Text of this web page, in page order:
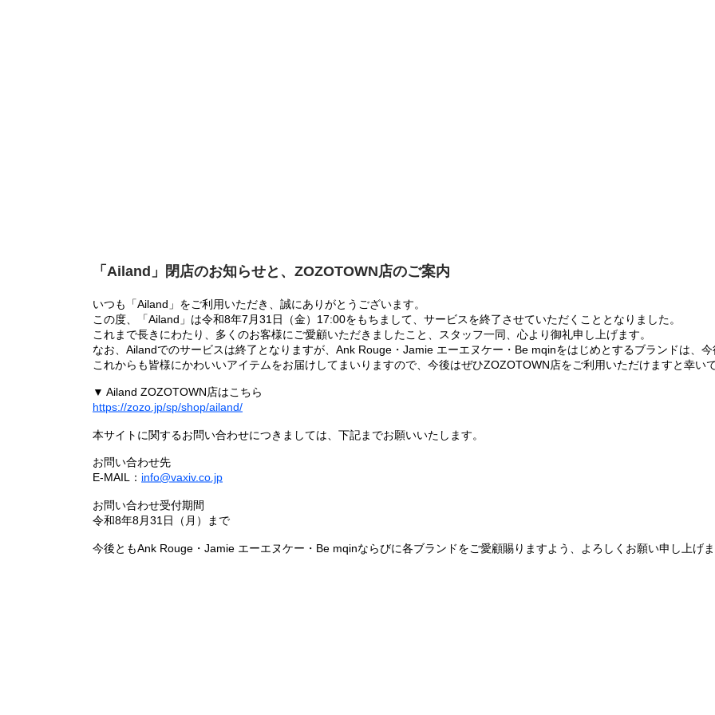
「Ailand」閉店のお知らせと、ZOZOTOWN店のご案内
いつも「Ailand」をご利用いただき、誠にありがとうございます。
この度、「Ailand」は令和8年7月31日（金）17:00をもちまして、サービスを終了させていただくこととなりました。
これまで長きにわたり、多くのお客様にご愛顧いただきましたこと、スタッフ一同、心より御礼申し上げます。
なお、Ailandでのサービスは終了となりますが、Ank Rouge・Jamie エーエヌケー・Be mqinをはじめとするブランドは、
これからも皆様にかわいいアイテムをお届けしてまいりますので、今後はぜひZOZOTOWN店をご利用いただけますと幸いで
▼ Ailand ZOZOTOWN店はこちら
https://zozo.jp/sp/shop/ailand/
本サイトに関するお問い合わせにつきましては、下記までお願いいたします。
お問い合わせ先
E-MAIL： info@vaxiv.co.jp
お問い合わせ受付期間
令和8年8月31日（月）まで
今後ともAnk Rouge・Jamie エーエヌケー・Be mqinならびに各ブランドをご愛顧賜りますよう、よろしくお願い申し上げま